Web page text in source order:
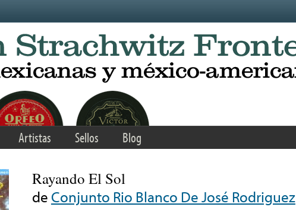
Artistas Sellos Blog
Rayando El Sol
de Conjunto Rio Blanco De José Rodriguez